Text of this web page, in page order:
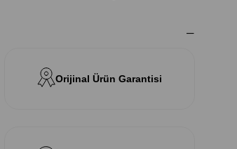
Orijinal Ürün Garantisi